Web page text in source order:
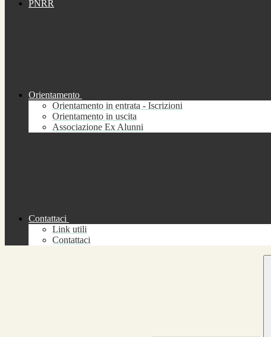
PNRR
Orientamento
Orientamento in entrata - Iscrizioni
Orientamento in uscita
Associazione Ex Alunni
Contattaci
Link utili
Contattaci